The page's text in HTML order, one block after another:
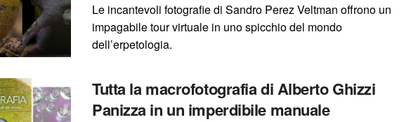
Le incantevoli fotografie di Sandro Perez Veltman offrono un
impagabile tour virtuale in uno spicchio del mondo
dell’erpetologia.
Tutta la macrofotografia di Alberto Ghizzi
Panizza in un imperdibile manuale